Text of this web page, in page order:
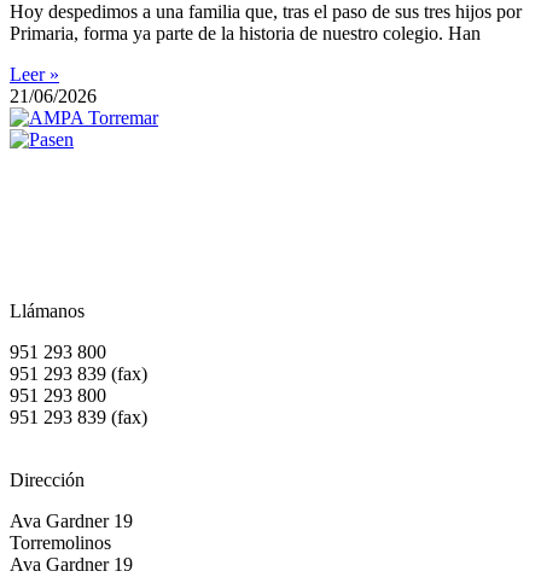
Hoy despedimos a una familia que, tras el paso de sus tres hijos por
Primaria, forma ya parte de la historia de nuestro colegio. Han
Leer »
21/06/2026
Llámanos
951 293 800
951 293 839 (fax)
951 293 800
951 293 839 (fax)
Dirección
Ava Gardner 19
Torremolinos
Ava Gardner 19